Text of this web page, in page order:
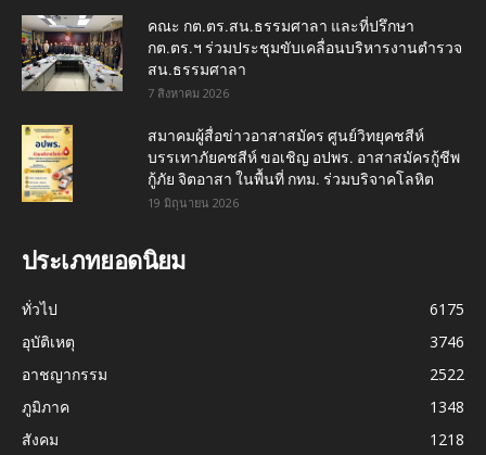
คณะ กต.ตร.สน.ธรรมศาลา และที่ปรึกษา
กต.ตร.ฯ ร่วมประชุมขับเคลื่อนบริหารงานตำรวจ
สน.ธรรมศาลา
7 สิงหาคม 2026
สมาคมผู้สื่อข่าวอาสาสมัคร ศูนย์วิทยุคชสีห์
บรรเทาภัยคชสีห์ ขอเชิญ อปพร. อาสาสมัครกู้ชีพ
กู้ภัย จิตอาสา ในพื้นที่ กทม. ร่วมบริจาคโลหิต
19 มิถุนายน 2026
ประเภทยอดนิยม
ทั่วไป
6175
อุบัติเหตุ
3746
อาชญากรรม
2522
ภูมิภาค
1348
สังคม
1218